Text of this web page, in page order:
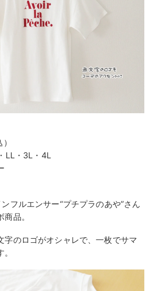
LL・3L・4L
フルエンサー“プチプラのあや”さん
品。
字のロゴがオシャレで、一枚でサマ